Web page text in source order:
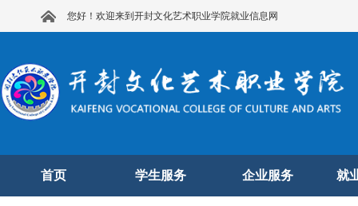
您好！欢迎来到开封文化艺术职业学院就业信息网
首页 学生服务 企业服务 就